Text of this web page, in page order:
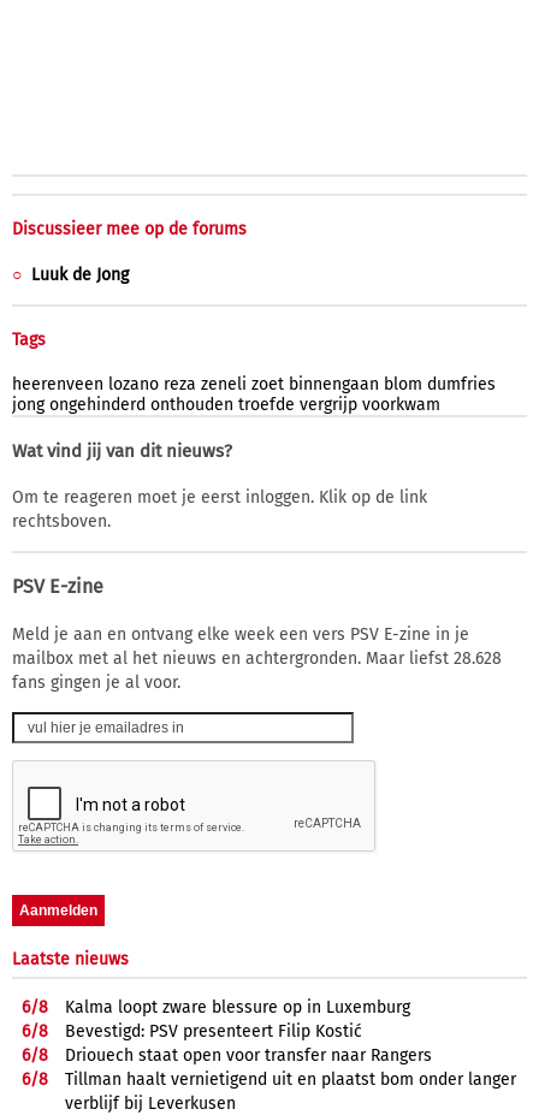
Discussieer mee op de forums
Luuk de Jong
Tags
heerenveen lozano reza zeneli zoet binnengaan blom dumfries
jong ongehinderd onthouden troefde vergrijp voorkwam
Wat vind jij van dit nieuws?
Om te reageren moet je eerst inloggen. Klik op de link
rechtsboven.
PSV E-zine
Meld je aan en ontvang elke week een vers PSV E-zine in je
mailbox met al het nieuws en achtergronden. Maar liefst 28.628
fans gingen je al voor.
Laatste nieuws
6/8
Kalma loopt zware blessure op in Luxemburg
6/8
Bevestigd: PSV presenteert Filip Kostić
6/8
Driouech staat open voor transfer naar Rangers
6/8
Tillman haalt vernietigend uit en plaatst bom onder langer
verblijf bij Leverkusen